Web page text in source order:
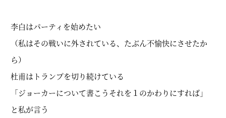
李白はパーティを始めたい
（私はその戦いに外されている、たぶん不愉快にさせたか
ら）
杜甫はトランプを切り続けている
「ジョーカーについて書こうそれを１のかわりにすれば」
と私が言う